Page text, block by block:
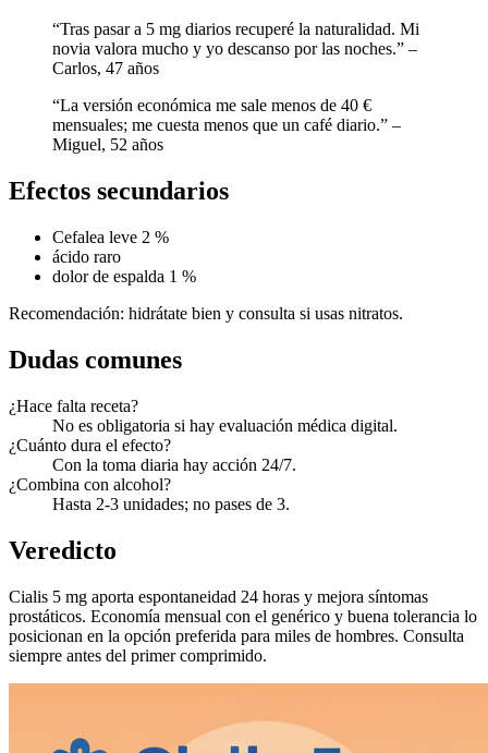
“Tras pasar a 5 mg diarios recuperé la naturalidad. Mi
novia valora mucho y yo descanso por las noches.” –
Carlos, 47 años
“La versión económica me sale menos de 40 €
mensuales; me cuesta menos que un café diario.” –
Miguel, 52 años
Efectos secundarios
Cefalea leve 2 %
ácido raro
dolor de espalda 1 %
Recomendación: hidrátate bien y consulta si usas nitratos.
Dudas comunes
¿Hace falta receta?
No es obligatoria si hay evaluación médica digital.
¿Cuánto dura el efecto?
Con la toma diaria hay acción 24/7.
¿Combina con alcohol?
Hasta 2-3 unidades; no pases de 3.
Veredicto
Cialis 5 mg aporta espontaneidad 24 horas y mejora síntomas
prostáticos. Economía mensual con el genérico y buena tolerancia lo
posicionan en la opción preferida para miles de hombres. Consulta
siempre antes del primer comprimido.